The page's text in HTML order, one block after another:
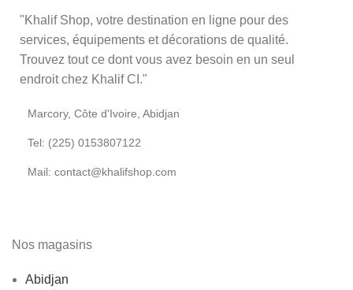
"Khalif Shop, votre destination en ligne pour des
services, équipements et décorations de qualité.
Trouvez tout ce dont vous avez besoin en un seul
endroit chez Khalif CI."
Marcory, Côte d'Ivoire, Abidjan
Tel: (225) 0153807122
Mail: contact@khalifshop.com
Nos magasins
Abidjan